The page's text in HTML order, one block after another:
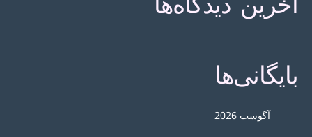
بایگانی‌ها
آگوست 2026